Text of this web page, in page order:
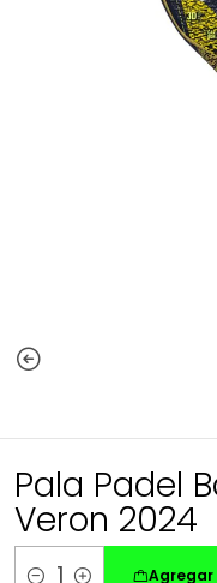
Pala Padel
Veron 2024
Agregar